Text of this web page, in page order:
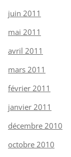
juin 2011
mai 2011
avril 2011
mars 2011
février 2011
janvier 2011
décembre 2010
octobre 2010